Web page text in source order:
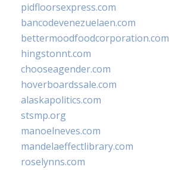
pidfloorsexpress.com
bancodevenezuelaen.com
bettermoodfoodcorporation.com
hingstonnt.com
chooseagender.com
hoverboardssale.com
alaskapolitics.com
stsmp.org
manoelneves.com
mandelaeffectlibrary.com
roselynns.com